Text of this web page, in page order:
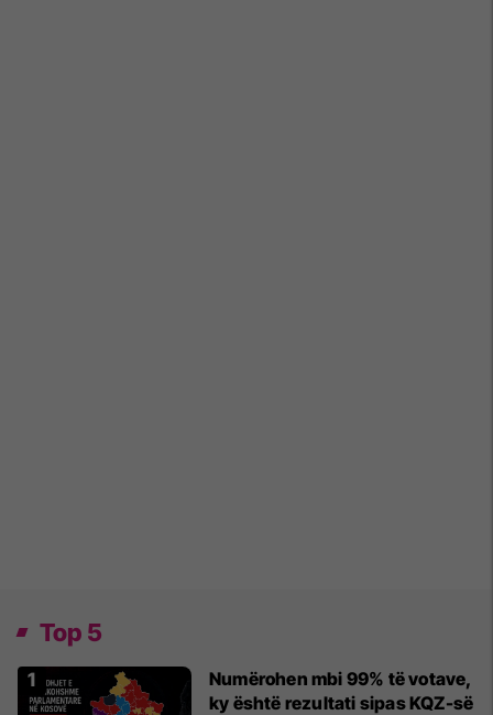
Top 5
Numërohen mbi 99% të votave,
ky është rezultati sipas KQZ-së